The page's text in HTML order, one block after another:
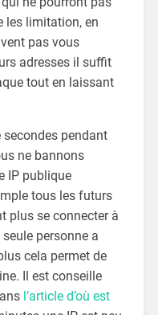
les limitation, en
pas vous
adresses il suffit
tout en laissant
pendant
ne bannons
IP publique
tous les futurs
plus se connecter à
personne a
cela permet de
Il est conseille
l’article d’où est